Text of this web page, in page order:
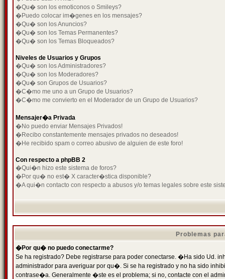
�Qu� son los emoticonos o Smileys?
�Puedo colocar im�genes en los mensajes?
�Qu� son los Anuncios?
�Qu� son los Temas Permanentes?
�Qu� son los Temas Bloqueados?
Niveles de Usuarios y Grupos
�Qu� son los Administradores?
�Qu� son los Moderadores?
�Qu� son Grupos de Usuarios?
�C�mo me uno a un Grupo de Usuarios?
�C�mo me convierto en el Moderador de un Grupo de Usuarios?
Mensajer�a Privada
�No puedo enviar Mensajes Privados!
�Recibo constantemente mensajes privados no deseados!
�He recibido spam o correo abusivo de alguien de este foro!
Con respecto a phpBB 2
�Qui�n hizo este sistema de foros?
�Por qu� no est� X caracter�stica disponible?
�A qui�n contacto con respecto a abusos y/o temas legales sobre este
Problemas
�Por qu� no puedo conectarme?
Se ha registrado? Debe registrarse para poder conectarse. �Ha sido Ud.
administrador para averiguar por qu�. Si se ha registrado y no ha sido
contrase�a. Generalmente �ste es el problema; si no, contacte con el